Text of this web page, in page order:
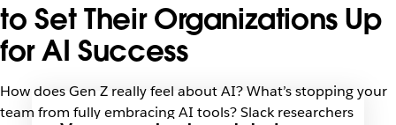
to Set Their Organizations Up
for AI Success
How does Gen Z really feel about AI? What’s stopping your
team from fully embracing AI tools? Slack researchers